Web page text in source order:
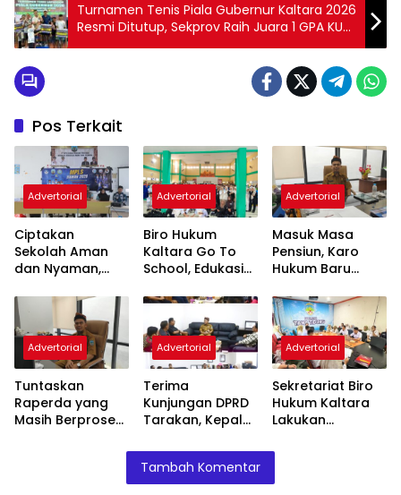
Turnamen Tenis Piala Gubernur Kaltara 2026
Resmi Ditutup, Sekprov Raih Juara 1 GPA KU
100 Tahun
Pos Terkait
Advertorial
Ciptakan
Sekolah Aman
dan Nyaman,
Kaltara Kembali
Gelar Sosialisasi
di SMKN 2
Tanjung Selor
Advertorial
Biro Hukum
Kaltara Go To
School, Edukasi
Wujudkan
Sekolah Aman
dan Nyaman
Advertorial
Masuk Masa
Pensiun, Karo
Hukum Baru
Program yang
Belum Selesai
Advertorial
Tuntaskan
Raperda yang
Masih Berproses,
Advertorial
Terima
Kunjungan DPRD
Tarakan, Kepala
Kaltara Dukung
Percepatan
Fasilitasi
Advertorial
Sekretariat Biro
Hukum Kaltara
Lakukan
Pemkab Tana
Raperbup Sesuai
Tambah Komentar